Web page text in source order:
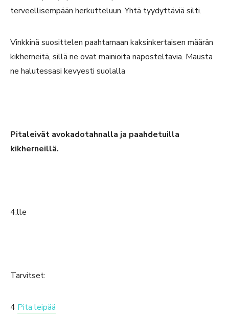
terveellisempään herkutteluun. Yhtä tyydyttäviä silti.
Vinkkinä suosittelen paahtamaan kaksinkertaisen määrän
kikherneitä, sillä ne ovat mainioita naposteltavia. Mausta
ne halutessasi kevyesti suolalla
Pitaleivät avokadotahnalla ja paahdetuilla
kikherneillä.
4:lle
Tarvitset:
4 Pita leipää